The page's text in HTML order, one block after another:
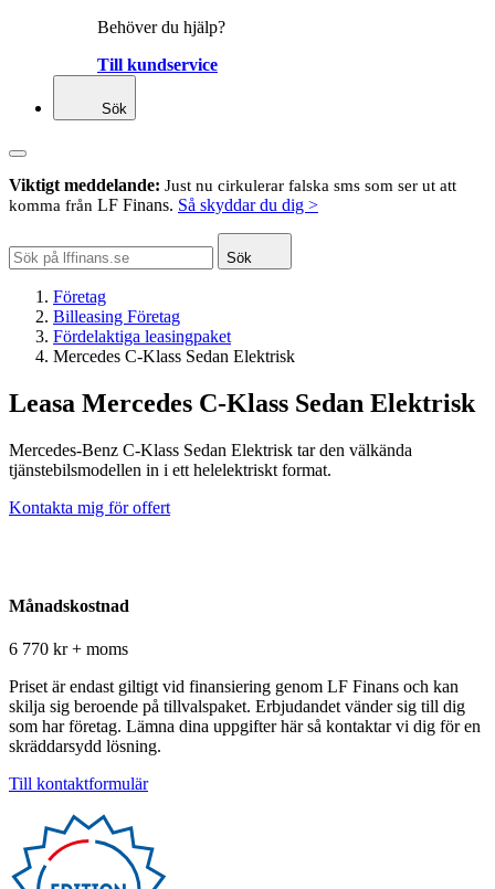
Behöver du hjälp?
Till kundservice
Sök
Viktigt meddelande: Just nu cirkulerar falska sms som ser ut att
komma från LF Finans. Så skyddar du dig >
Sök
Företag
Billeasing Företag
Fördelaktiga leasingpaket
Mercedes C-Klass Sedan Elektrisk
Leasa Mercedes C-Klass Sedan Elektrisk
Mercedes-Benz C-Klass Sedan Elektrisk tar den välkända
tjänstebilsmodellen in i ett helelektriskt format.
Kontakta mig för offert
Månadskostnad
6 770 kr + moms
Priset är endast giltigt vid finansiering genom LF Finans och kan
skilja sig beroende på tillvalspaket. Erbjudandet vänder sig till dig
som har företag. Lämna dina uppgifter här så kontaktar vi dig för en
skräddarsydd lösning.
Till kontaktformulär